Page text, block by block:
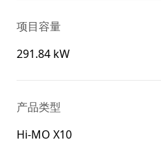
项目容量
291.84 kW
产品类型
Hi-MO X10